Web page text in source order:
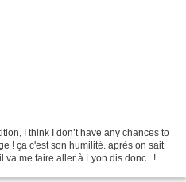
I think I don’t have any chances to
! ça c'est son humilité. après on sait
va me faire aller à Lyon dis donc . !